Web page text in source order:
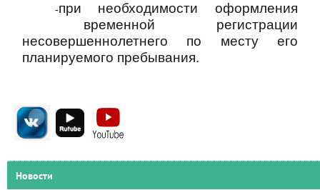
-при необходимости оформления
временной регистрации
несовершеннолетнего по месту его
планируемого пребывания.
Новости